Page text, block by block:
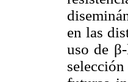
en las
uso de